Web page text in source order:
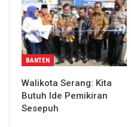
BANTEN
Walikota Serang: Kita
Butuh Ide Pemikiran
Sesepuh